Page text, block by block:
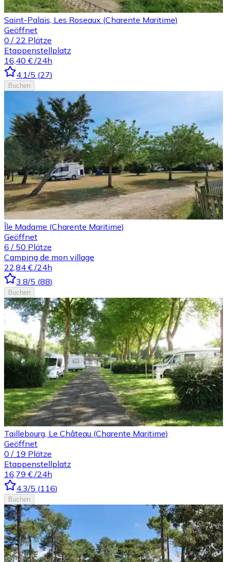
Saint-Palais, Les Roseaux (Charente Maritime)
Geöffnet
0 / 22 Plätze
Etappenstellplatz
16,40 € /24h
4.1/5 (27)
Buchen
Île Madame (Charente Maritime)
Geöffnet
6 / 50 Plätze
Camping de mon village
22,84 € /24h
3.8/5 (88)
Buchen
Taillebourg, Le Château (Charente Maritime)
Geöffnet
0 / 19 Plätze
Etappenstellplatz
16,79 € /24h
4.3/5 (116)
Buchen